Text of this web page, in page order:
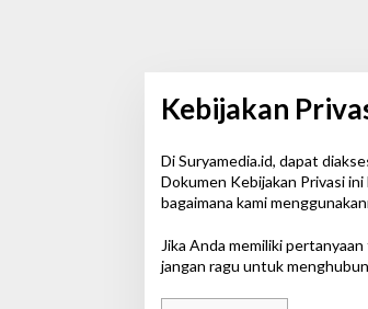
Kebijakan
|
S
P
E
M
B
R
Di Suryamedia.id, dapat
Dokumen Kebijakan Privasi
bagaimana kami
Jika Anda memiliki
jangan ragu untuk